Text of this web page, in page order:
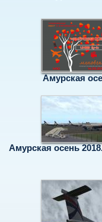
Амурская
Амурская осень